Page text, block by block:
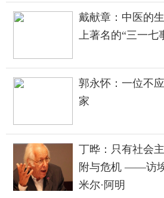
戴献章：中医的
上著名的“三一七
郭永怀：一位不
家
丁晔：只有社会
附与危机 ——访
米尔·阿明